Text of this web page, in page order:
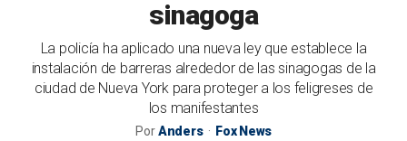
sinagoga
La policía ha aplicado una nueva ley que establece la
instalación de barreras alrededor de las sinagogas de la
ciudad de Nueva York para proteger a los feligreses de
los manifestantes
PorAnders Fox News